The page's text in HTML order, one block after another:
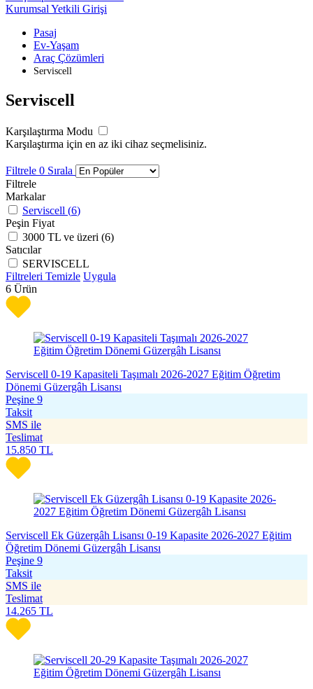
Kurumsal Yetkili Girişi
Pasaj
Ev-Yaşam
Araç Çözümleri
Serviscell
Serviscell
Karşılaştırma Modu
Karşılaştırma için en az iki cihaz seçmelisiniz.
Filtrele 0 Sırala
Filtrele
Markalar
Serviscell (6)
Peşin Fiyat
3000 TL ve üzeri (6)
Satıcılar
SERVISCELL
Filtreleri Temizle Uygula
6 Ürün
Serviscell 0-19 Kapasiteli Taşımalı 2026-2027 Eğitim Öğretim
Dönemi Güzergâh Lisansı
Peşine 9
Taksit
SMS ile
Teslimat
15.850 TL
Serviscell Ek Güzergâh Lisansı 0-19 Kapasite 2026-2027 Eğitim
Öğretim Dönemi Güzergâh Lisansı
Peşine 9
Taksit
SMS ile
Teslimat
14.265 TL